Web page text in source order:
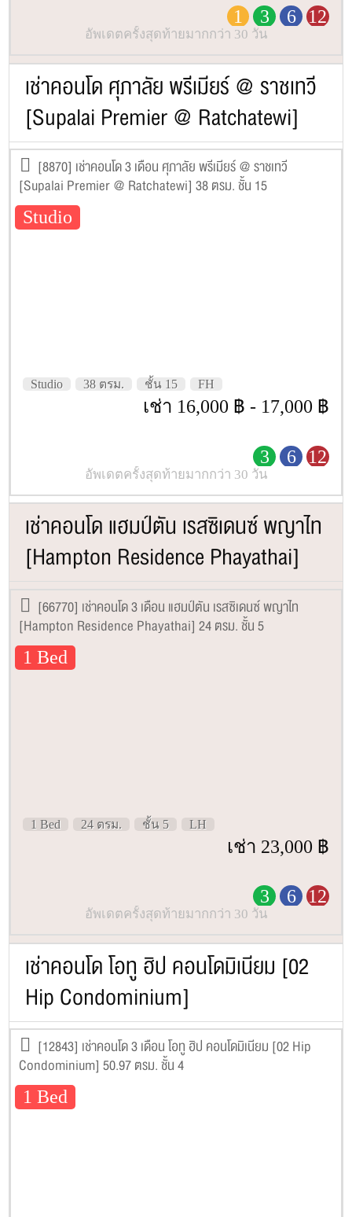
1 3 6 12
อัพเดตครั้งสุดท้ายมากกว่า 30 วัน
เช่าคอนโด ศุภาลัย พรีเมียร์ @ ราชเทวี
[Supalai Premier @ Ratchatewi]
[8870] เช่าคอนโด 3 เดือน ศุภาลัย พรีเมียร์ @ ราชเทวี
[Supalai Premier @ Ratchatewi] 38 ตรม. ชั้น 15
Studio
Studio 38 ตรม. ชั้น 15 FH
เช่า 16,000 ฿ - 17,000 ฿
3 6 12
อัพเดตครั้งสุดท้ายมากกว่า 30 วัน
เช่าคอนโด แฮมป์ตัน เรสซิเดนซ์ พญาไท
[Hampton Residence Phayathai]
[66770] เช่าคอนโด 3 เดือน แฮมป์ตัน เรสซิเดนซ์ พญาไท
[Hampton Residence Phayathai] 24 ตรม. ชั้น 5
1 Bed
1 Bed 24 ตรม. ชั้น 5 LH
เช่า 23,000 ฿
3 6 12
อัพเดตครั้งสุดท้ายมากกว่า 30 วัน
เช่าคอนโด โอทู ฮิป คอนโดมิเนียม [02
Hip Condominium]
[12843] เช่าคอนโด 3 เดือน โอทู ฮิป คอนโดมิเนียม [02 Hip
Condominium] 50.97 ตรม. ชั้น 4
1 Bed